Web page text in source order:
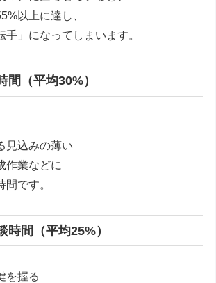
以上に達し、
手」になってしまいます。
（平均30%）
見込みの薄い
作業などに
です。
間（平均25%）
を握る